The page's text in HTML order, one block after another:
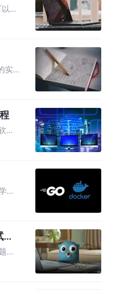
理
实
所
件
的
网
，
紧